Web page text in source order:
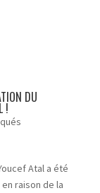
DU
!
Atal a été
raison de la